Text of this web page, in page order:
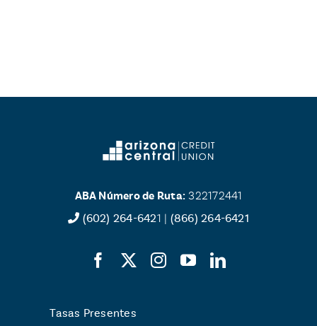
ABA Número de Ruta: 322172441
(602) 264-6421 | (866) 264-6421
Tasas Presentes